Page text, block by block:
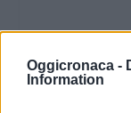
Oggicronaca -
Information